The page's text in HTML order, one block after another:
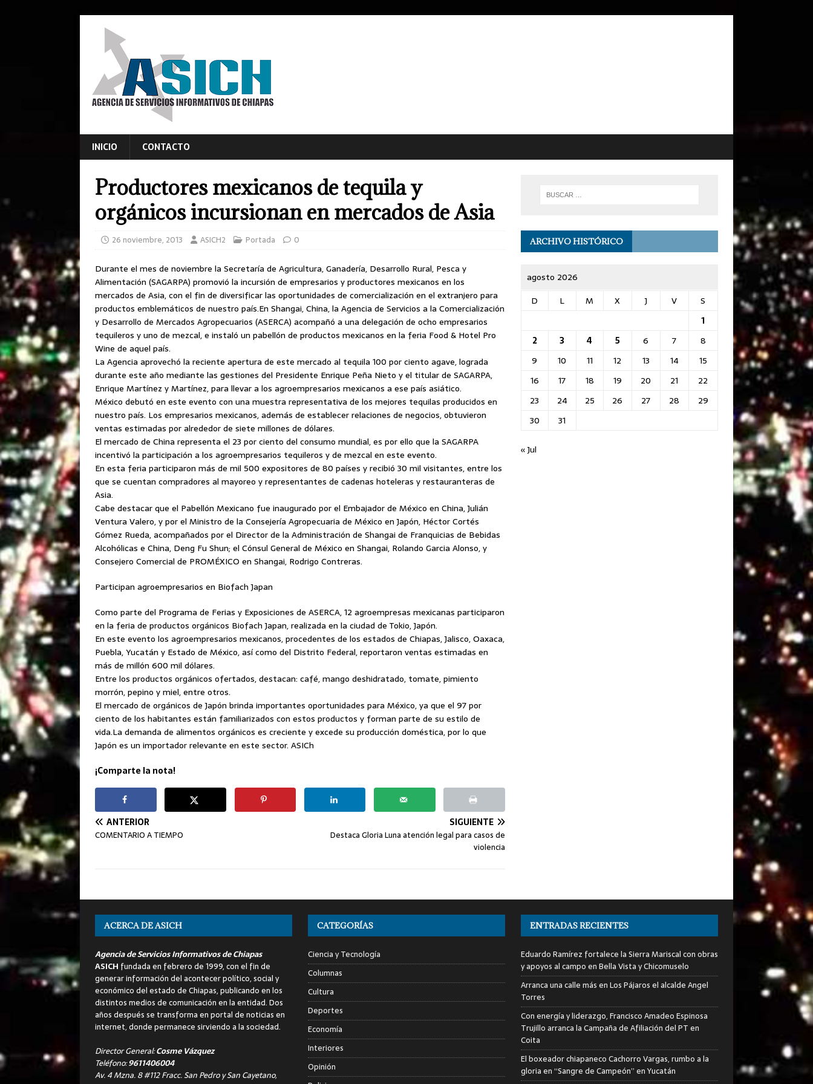
INICIO CONTACTO
Productores mexicanos de tequila y
orgánicos incursionan en mercados de Asia
26 noviembre, 2013 ASICH2 Portada 0
Durante el mes de noviembre la Secretaría de Agricultura, Ganadería, Desarrollo Rural, Pesca y
Alimentación (SAGARPA) promovió la incursión de empresarios y productores mexicanos en los
mercados de Asia, con el fin de diversificar las oportunidades de comercialización en el extranjero para
productos emblemáticos de nuestro país.En Shangai, China, la Agencia de Servicios a la Comercialización
y Desarrollo de Mercados Agropecuarios (ASERCA) acompañó a una delegación de ocho empresarios
tequileros y uno de mezcal, e instaló un pabellón de productos mexicanos en la feria Food & Hotel Pro
Wine de aquel país.
La Agencia aprovechó la reciente apertura de este mercado al tequila 100 por ciento agave, lograda
durante este año mediante las gestiones del Presidente Enrique Peña Nieto y el titular de SAGARPA,
Enrique Martínez y Martínez, para llevar a los agroempresarios mexicanos a ese país asiático.
México debutó en este evento con una muestra representativa de los mejores tequilas producidos en
nuestro país. Los empresarios mexicanos, además de establecer relaciones de negocios, obtuvieron
ventas estimadas por alrededor de siete millones de dólares.
El mercado de China representa el 23 por ciento del consumo mundial, es por ello que la SAGARPA
incentivó la participación a los agroempresarios tequileros y de mezcal en este evento.
En esta feria participaron más de mil 500 expositores de 80 países y recibió 30 mil visitantes, entre los
que se cuentan compradores al mayoreo y representantes de cadenas hoteleras y restauranteras de
Asia.
Cabe destacar que el Pabellón Mexicano fue inaugurado por el Embajador de México en China, Julián
Ventura Valero, y por el Ministro de la Consejería Agropecuaria de México en Japón, Héctor Cortés
Gómez Rueda, acompañados por el Director de la Administración de Shangai de Franquicias de Bebidas
Alcohólicas e China, Deng Fu Shun; el Cónsul General de México en Shangai, Rolando Garcia Alonso, y
Consejero Comercial de PROMÉXICO en Shangai, Rodrigo Contreras.
Participan agroempresarios en Biofach Japan
Como parte del Programa de Ferias y Exposiciones de ASERCA, 12 agroempresas mexicanas participaron
en la feria de productos orgánicos Biofach Japan, realizada en la ciudad de Tokio, Japón.
En este evento los agroempresarios mexicanos, procedentes de los estados de Chiapas, Jalisco, Oaxaca,
Puebla, Yucatán y Estado de México, así como del Distrito Federal, reportaron ventas estimadas en
más de millón 600 mil dólares.
Entre los productos orgánicos ofertados, destacan: café, mango deshidratado, tomate, pimiento
morrón, pepino y miel, entre otros.
El mercado de orgánicos de Japón brinda importantes oportunidades para México, ya que el 97 por
ciento de los habitantes están familiarizados con estos productos y forman parte de su estilo de
vida.La demanda de alimentos orgánicos es creciente y excede su producción doméstica, por lo que
Japón es un importador relevante en este sector. ASICh
¡Comparte la nota!
ANTERIOR
COMENTARIO A TIEMPO
SIGUIENTE
Destaca Gloria Luna atención legal para casos de
violencia
ARCHIVO HISTÓRICO
agosto 2026
D
L M X J V
S
1
2
3 4 5 6 7
8
9
10 11 12 13 14
15
16
17 18 19 20 21
22
23
24 25 26 27 28
29
30
31
« Jul
ACERCA DE ASICH
Agencia de Servicios Informativos de Chiapas
ASICH fundada en febrero de 1999, con el fin de
generar información del acontecer político, social y
económico del estado de Chiapas, publicando en los
distintos medios de comunicación en la entidad. Dos
años después se transforma en portal de noticias en
internet, donde permanece sirviendo a la sociedad.
Director General:Cosme Vázquez
Teléfono:9611406004
Av. 4 Mzna. 8 #112 Fracc. San Pedro y San Cayetano,
CATEGORÍAS
Ciencia y Tecnología
Columnas
Cultura
Deportes
Economía
Interiores
Opinión
ENTRADAS RECIENTES
Eduardo Ramírez fortalece la Sierra Mariscal con obras
y apoyos al campo en Bella Vista y Chicomuselo
Arranca una calle más en Los Pájaros el alcalde Angel
Torres
Con energía y liderazgo, Francisco Amadeo Espinosa
Trujillo arranca la Campaña de Afiliación del PT en
Coita
El boxeador chiapaneco Cachorro Vargas, rumbo a la
gloria en “Sangre de Campeón” en Yucatán